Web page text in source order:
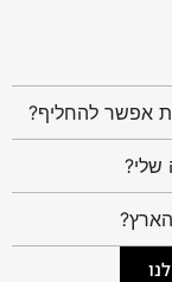
אפשר להחליף?